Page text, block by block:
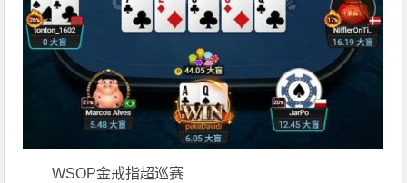
WSOP金戒指超巡赛